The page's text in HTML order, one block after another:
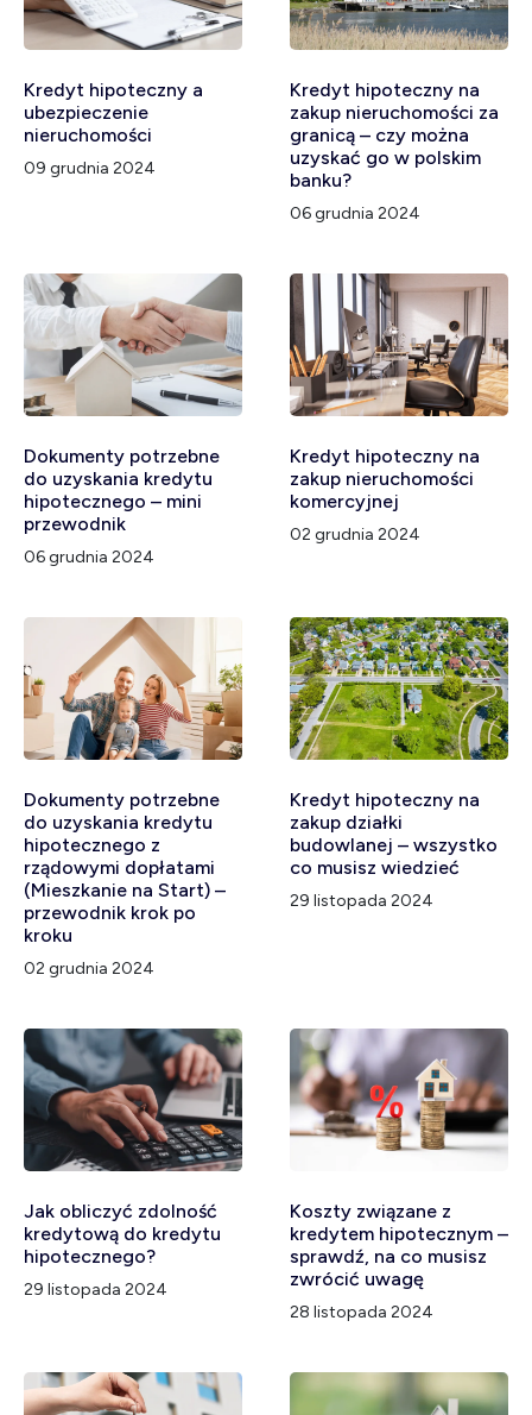
Kredyt hipoteczny a
ubezpieczenie
nieruchomości
09 grudnia 2024
Kredyt hipoteczny na
zakup nieruchomości za
granicą – czy można
uzyskać go w polskim
banku?
06 grudnia 2024
Dokumenty potrzebne
do uzyskania kredytu
hipotecznego – mini
przewodnik
06 grudnia 2024
Kredyt hipoteczny na
zakup nieruchomości
komercyjnej
02 grudnia 2024
Dokumenty potrzebne
do uzyskania kredytu
hipotecznego z
rządowymi dopłatami
(Mieszkanie na Start) –
przewodnik krok po
kroku
02 grudnia 2024
Kredyt hipoteczny na
zakup działki
budowlanej – wszystko
co musisz wiedzieć
29 listopada 2024
Jak obliczyć zdolność
kredytową do kredytu
hipotecznego?
29 listopada 2024
Koszty związane z
kredytem hipotecznym –
sprawdź, na co musisz
zwrócić uwagę
28 listopada 2024